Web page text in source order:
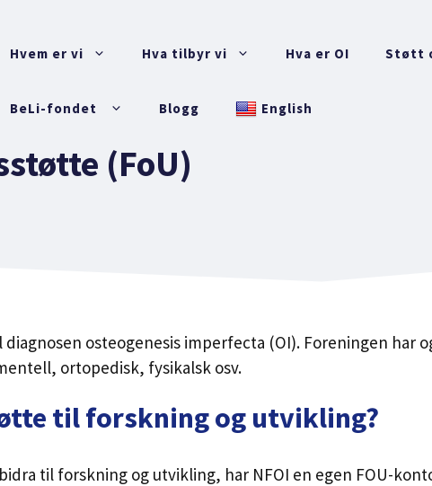
Hvem er vi Hva tilbyr vi Hva er OI Støtt
BeLi-fondet Blogg English
(FoU)
osteogenesis imperfecta (OI). Foreningen har
ortopedisk, fysikalsk osv.
til forskning og utvikling?
til forskning og utvikling, har NFOI en egen FOU-